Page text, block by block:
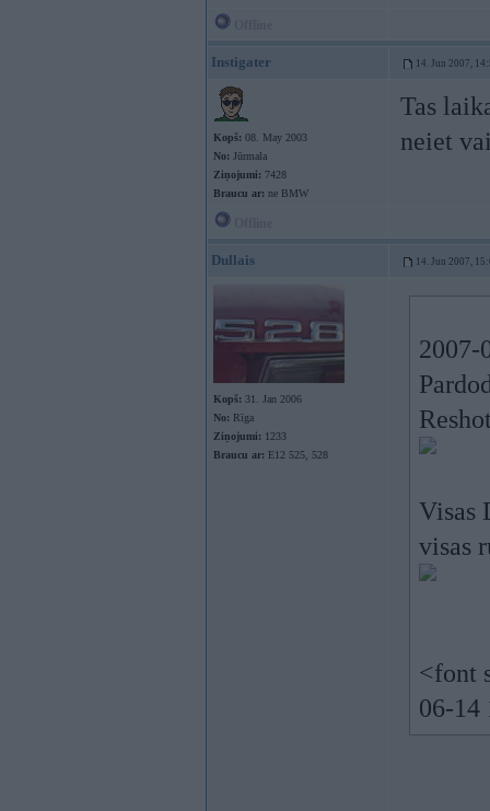
Instigater 14. Jun 2007,
Kopš: 08. May 2003
No: Jūrmala
Ziņojumi: 7428
Braucu ar: ne BMW
Tas
neiet
Dullais 14. Jun 2007,
Kopš: 31. Jan 2006
No: Rīga
Ziņojumi: 1233
Braucu ar: E12 525, 528
2007-
Visas
visas
<font
06-14